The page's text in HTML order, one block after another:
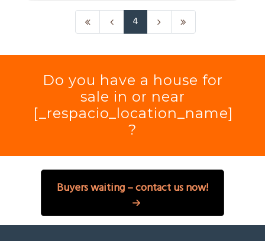
4
Do you have a house for
sale in or near
[_respacio_location_name]
?
Buyers waiting – contact us now!